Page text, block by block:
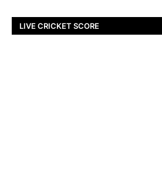
LIVE CRICKET SCORE